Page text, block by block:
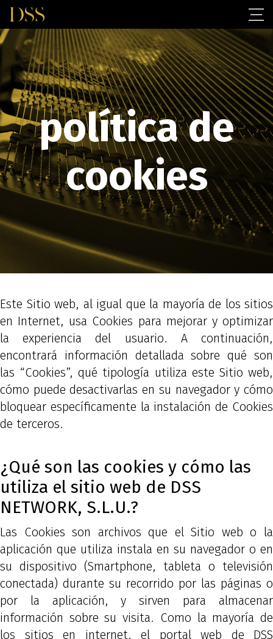
política de
cookies
Este Sitio web, al igual que la mayoría de los sitios
en Internet, usa Cookies para mejorar y optimizar
la experiencia del usuario. A continuación,
encontrará información detallada sobre qué son
las “Cookies”, qué tipología utiliza este Sitio web,
cómo puede desactivarlas en su navegador y cómo
bloquear específicamente la instalación de Cookies
de terceros.
¿Qué son las cookies y cómo las
utiliza el sitio web de DSS
NETWORK, S.L.U.?
Las Cookies son archivos que el Sitio web o la
aplicación que utiliza instala en su navegador o en
su dispositivo (Smartphone, tableta o televisión
conectada) durante su recorrido por las páginas o
por la aplicación, y sirven para almacenar
información sobre su visita. Como la mayoría de
los sitios en internet, el portal web de DSS